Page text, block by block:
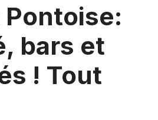
bars et
! Tout